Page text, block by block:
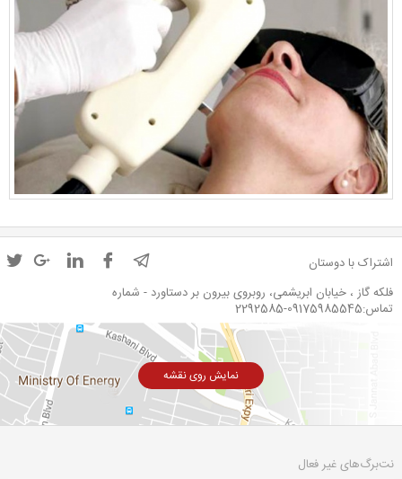
اشتراک با دوستان
فلکه گاز ، خیابان ابریشمی، روبروی بیرون بر دستاورد - شماره
تماس:09175985545-2292585
نمایش روی نقشه
نت‌برگ‌های غیر فعال